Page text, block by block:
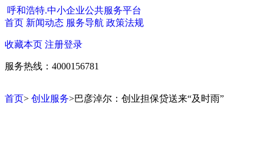
呼和浩特.中小企业公共服务平台
首页 新闻动态 服务导航 政策法规
收藏本页 注册登录
服务热线：4000156781
首页> 创业服务>巴彦淖尔：创业担保贷送来“及时雨”